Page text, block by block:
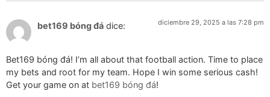
bet169 bóng đá dice: diciembre 29, 2025 a las 7:28 pm
Bet169 bóng đá! I’m all about that football action. Time to place
my bets and root for my team. Hope I win some serious cash!
Get your game on at bet169 bóng đá!